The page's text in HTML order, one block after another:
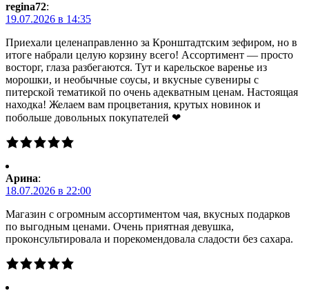
regina72:
19.07.2026 в 14:35
Приехали целенаправленно за Кронштадтским зефиром, но в
итоге набрали целую корзину всего! Ассортимент — просто
восторг, глаза разбегаются. Тут и карельское варенье из
морошки, и необычные соусы, и вкусные сувениры с
питерской тематикой по очень адекватным ценам. Настоящая
находка! Желаем вам процветания, крутых новинок и
побольше довольных покупателей ❤
Арина:
18.07.2026 в 22:00
Магазин с огромным ассортиментом чая, вкусных подарков
по выгодным ценами. Очень приятная девушка,
проконсультировала и порекомендовала сладости без сахара.